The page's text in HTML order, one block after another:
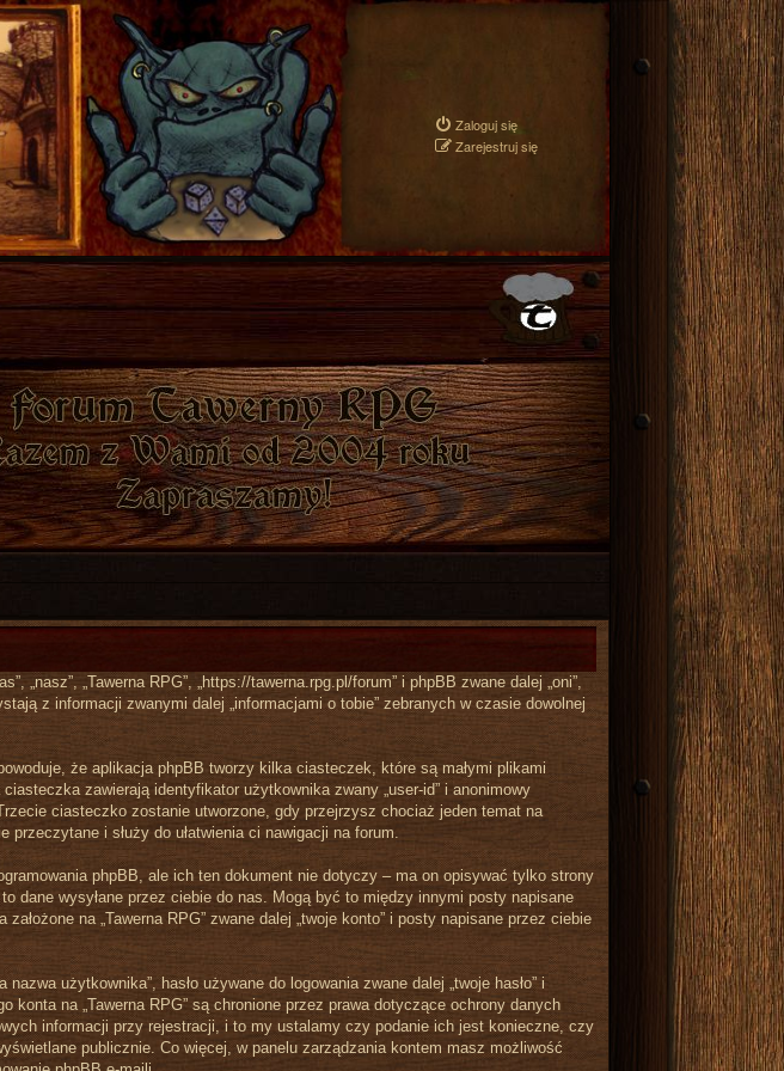
Zaloguj się
Zarejestruj się
„nasz”, „Tawerna RPG”, „https://tawerna.rpg.pl/forum” i phpBB zwane dalej „oni”,
z informacji zwanymi dalej „informacjami o tobie” zebranych w czasie dowolnej
że aplikacja phpBB tworzy kilka ciasteczek, które są małymi plikami
zawierają identyfikator użytkownika zwany „user-id” i anonimowy
ciasteczko zostanie utworzone, gdy przejrzysz chociaż jeden temat na
i służy do ułatwienia ci nawigacji na forum.
phpBB, ale ich ten dokument nie dotyczy – ma on opisywać tylko strony
dane wysyłane przez ciebie do nas. Mogą być to między innymi posty napisane
na „Tawerna RPG” zwane dalej „twoje konto” i posty napisane przez ciebie
użytkownika”, hasło używane do logowania zwane dalej „twoje hasło” i
na „Tawerna RPG” są chronione przez prawa dotyczące ochrony danych
informacji przy rejestracji, i to my ustalamy czy podanie ich jest konieczne, czy
publicznie. Co więcej, w panelu zarządzania kontem masz możliwość